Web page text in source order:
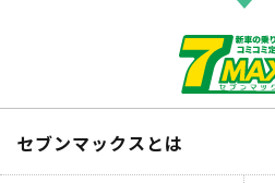
セブンマックスとは